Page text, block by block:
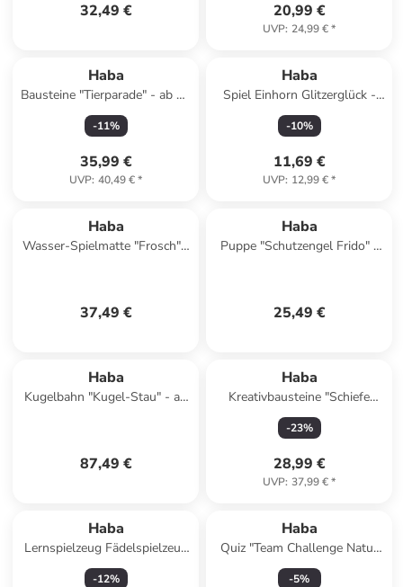
32,49 € 20,99 €
UVP: 24,99 €*
Haba
Bausteine "Tierparade" - ab 18
Monaten
-11%
35,99 €
UVP: 40,49 €*
Haba
Spiel Einhorn Glitzerglück -
Funkel-Bingo in mehrfarbig
-10%
11,69 €
UVP: 12,99 €*
Haba
Wasser-Spielmatte "Frosch" -
37,49 €
Haba
Puppe "Schutzengel Frido" -
25,49 €
Haba
Kugelbahn "Kugel-Stau" - ab
87,49 €
Haba
Kreativbausteine "Schiefe
Türme" - ab 4 Jahren
-23%
28,99 €
UVP: 37,99 €*
Haba
Lernspielzeug Fädelspielzeug
Bambini Perlen in mehrfarbig
-12%
Haba
Quiz "Team Challenge Natur
vs. Technik" - ab 10 Jahren
-5%